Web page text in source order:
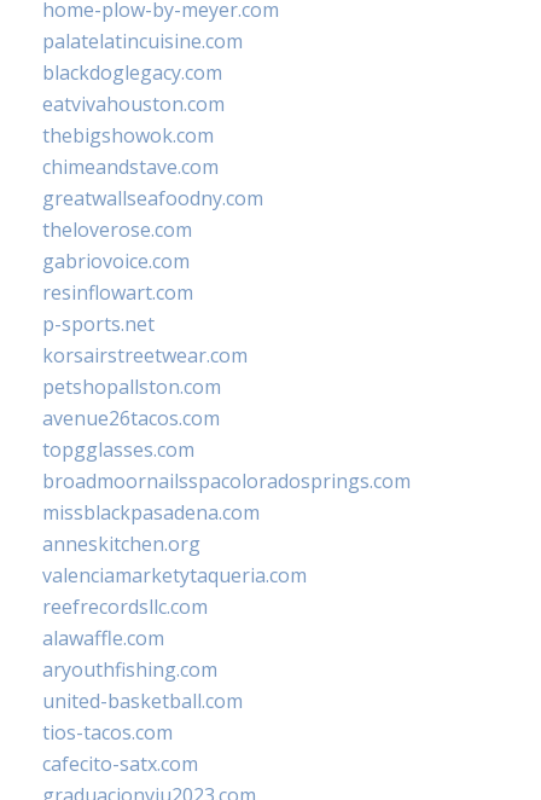
home-plow-by-meyer.com
palatelatincuisine.com
blackdoglegacy.com
eatvivahouston.com
thebigshowok.com
chimeandstave.com
greatwallseafoodny.com
theloverose.com
gabriovoice.com
resinflowart.com
p-sports.net
korsairstreetwear.com
petshopallston.com
avenue26tacos.com
topgglasses.com
broadmoornailsspacoloradosprings.com
missblackpasadena.com
anneskitchen.org
valenciamarketytaqueria.com
reefrecordsllc.com
alawaffle.com
aryouthfishing.com
united-basketball.com
tios-tacos.com
cafecito-satx.com